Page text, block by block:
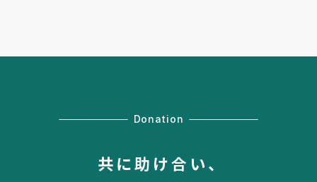
Donation
共に助け合い、